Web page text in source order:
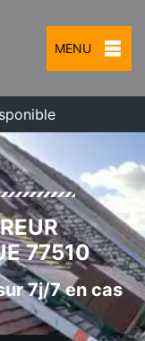
MENU
77510
7j/7 en cas